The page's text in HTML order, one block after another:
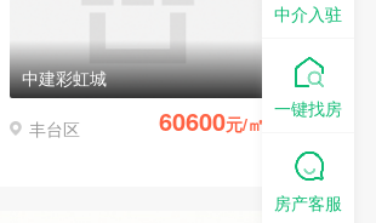
中建彩虹城
丰台区 60600元/㎡
中介入驻
一键找房
房产客服